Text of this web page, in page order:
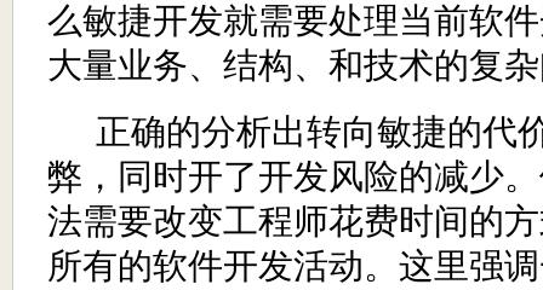
么敏捷开发就需要处理当前软
大量业务、结构、和技术的复
正确的分析出转向敏捷的代
弊，同时开了开发风险的减少
法需要改变工程师花费时间的
所有的软件开发活动。这里强